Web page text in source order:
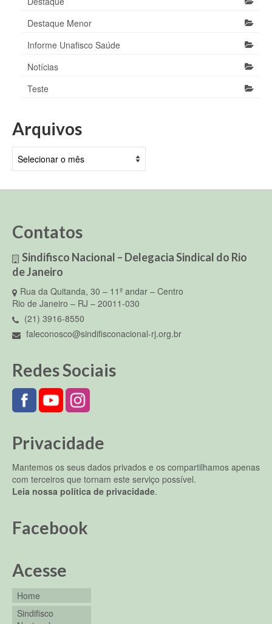
Destaque Menor
Informe Unafisco Saúde
Notícias
Teste
Arquivos
Contatos
Sindifisco Nacional – Delegacia Sindical do Rio
de Janeiro
Rua da Quitanda, 30 – 11º andar – Centro
Rio de Janeiro – RJ – 20011-030
(21) 3916-8550
faleconosco@sindifisconacional-rj.org.br
Redes Sociais
Privacidade
Mantemos os seus dados privados e os compartilhamos apenas
com terceiros que tornam este serviço possível.
Leia nossa política de privacidade.
Facebook
Acesse
Home
Sindifisco